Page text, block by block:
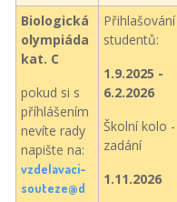
Biologická
olympiáda
kat. C
pokud si s
příhlášením
nevíte rady
napište na:
vzdelavaci-
souteze@d
Přihlašování
studentů:
1.9.2025 -
6.2.2026
Školní kolo -
zadání
1.11.2026